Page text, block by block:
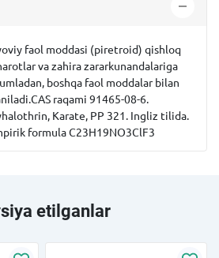
faol moddasi (piretroid) qishloq
va zahira zararkunandalariga
boshqa faol moddalar bilan
raqami 91465-08-6.
Karate, PP 321. Ingliz tilida.
formula C23H19NO3ClF3
etilganlar